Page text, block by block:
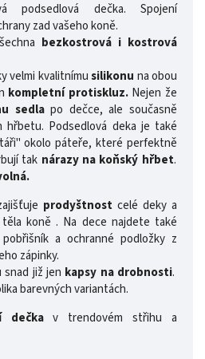
podsedlová dečka. Spojení
zad vašeho koně.
bezkostrová i kostrová
velmi kvalitnímusilikonu na obou
kompletní protiskluz.Nejen že
sedlapo dečce, ale současně
Podsedlová deka je také
okolo páteře, které perfektně
tak nárazy na koňský hřbet.
prodyštnost celé deky a
koně . Na dece najdete také
a ochranné podložky z
zápinky.
již jen kapsy na drobnosti.
barevných variantách.
dečkav trendovém střihu a